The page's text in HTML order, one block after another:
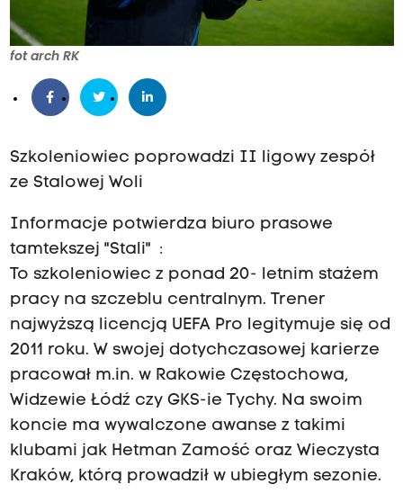
fot arch RK
Szkoleniowiec poprowadzi II ligowy zespół
ze Stalowej Woli
Informacje potwierdza biuro prasowe
tamtekszej "Stali" :
To szkoleniowiec z ponad 20- letnim stażem
pracy na szczeblu centralnym. Trener
najwyższą licencją UEFA Pro legitymuje się od
2011 roku. W swojej dotychczasowej karierze
pracował m.in. w Rakowie Częstochowa,
Widzewie Łódź czy GKS-ie Tychy. Na swoim
koncie ma wywalczone awanse z takimi
klubami jak Hetman Zamość oraz Wieczysta
Kraków, którą prowadził w ubiegłym sezonie.